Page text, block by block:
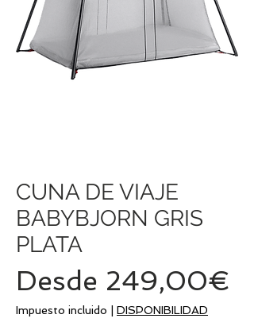
CUNA DE VIAJE
BABYBJORN GRIS
PLATA
Desde 249,00€
Impuesto incluido DISPONIBILIDAD